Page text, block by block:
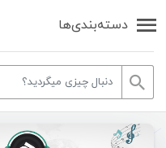
دسته‌بندی‌ها